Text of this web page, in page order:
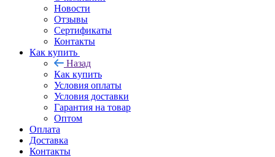
Новости
Отзывы
Сертификаты
Контакты
Как купить
Назад
Как купить
Условия оплаты
Условия доставки
Гарантия на товар
Оптом
Оплата
Доставка
Контакты